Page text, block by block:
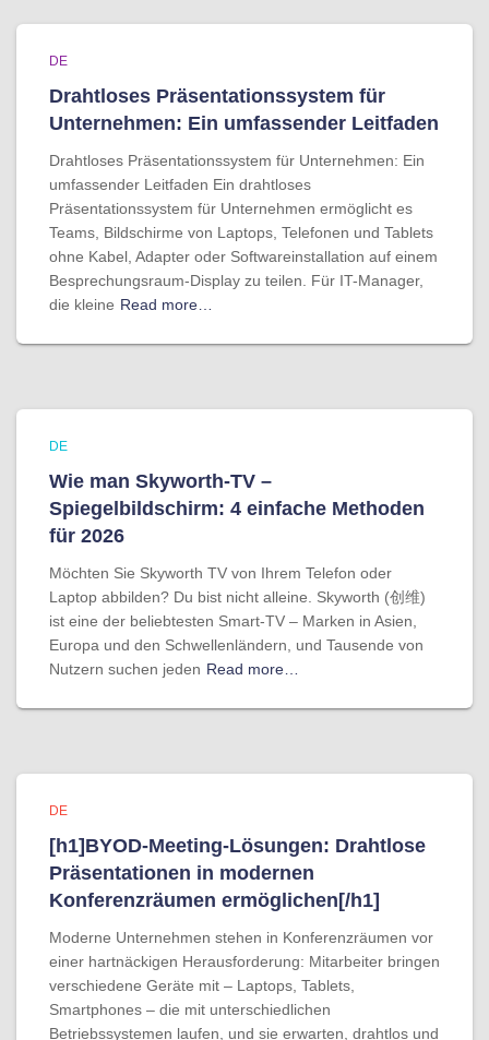
DE
Drahtloses Präsentationssystem für
Unternehmen: Ein umfassender Leitfaden
Drahtloses Präsentationssystem für Unternehmen: Ein
umfassender Leitfaden Ein drahtloses
Präsentationssystem für Unternehmen ermöglicht es
Teams, Bildschirme von Laptops, Telefonen und Tablets
ohne Kabel, Adapter oder Softwareinstallation auf einem
Besprechungsraum-Display zu teilen. Für IT-Manager,
die kleine Read more…
DE
Wie man Skyworth-TV –
Spiegelbildschirm: 4 einfache Methoden
für 2026
Möchten Sie Skyworth TV von Ihrem Telefon oder
Laptop abbilden? Du bist nicht alleine. Skyworth (创维)
ist eine der beliebtesten Smart-TV – Marken in Asien,
Europa und den Schwellenländern, und Tausende von
Nutzern suchen jeden Read more…
DE
[h1]BYOD-Meeting-Lösungen: Drahtlose
Präsentationen in modernen
Konferenzräumen ermöglichen[/h1]
Moderne Unternehmen stehen in Konferenzräumen vor
einer hartnäckigen Herausforderung: Mitarbeiter bringen
verschiedene Geräte mit – Laptops, Tablets,
Smartphones – die mit unterschiedlichen
Betriebssystemen laufen, und sie erwarten, drahtlos und